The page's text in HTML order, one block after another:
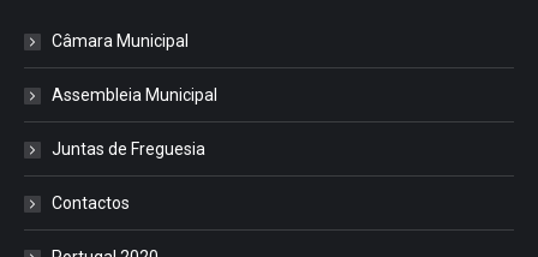
Câmara Municipal
Assembleia Municipal
Juntas de Freguesia
Contactos